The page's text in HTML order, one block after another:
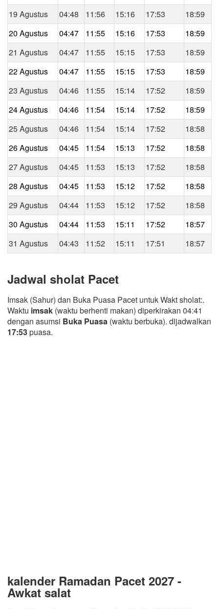
19 Agustus
04:48 11:56 15:16 17:53
18:59
20 Agustus
04:47 11:55 15:16 17:53
18:59
21 Agustus
04:47 11:55 15:15 17:53
18:59
22 Agustus
04:47 11:55 15:15 17:53
18:59
23 Agustus
04:46 11:55 15:14 17:52
18:59
24 Agustus
04:46 11:54 15:14 17:52
18:59
25 Agustus
04:46 11:54 15:14 17:52
18:58
26 Agustus
04:45 11:54 15:13 17:52
18:58
27 Agustus
04:45 11:53 15:13 17:52
18:58
28 Agustus
04:45 11:53 15:12 17:52
18:58
29 Agustus
04:44 11:53 15:12 17:52
18:58
30 Agustus
04:44 11:53 15:11 17:52
18:57
31 Agustus
04:43 11:52 15:11 17:51 18:57
Jadwal sholat Pacet
Imsak (Sahur) dan Buka Puasa Pacet untuk Wakt sholat:.
Waktu imsak (waktu berhenti makan) diperkirakan 04:41
dengan asumsi Buka Puasa (waktu berbuka). dijadwalkan
17:53puasa.
kalender Ramadan Pacet 2027 -
Awkat salat